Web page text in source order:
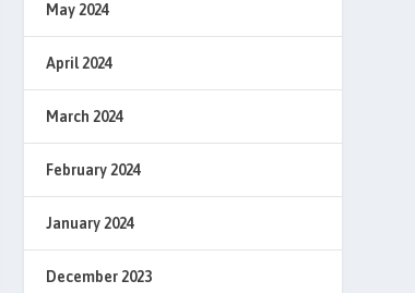
May 2024
April 2024
March 2024
February 2024
January 2024
December 2023